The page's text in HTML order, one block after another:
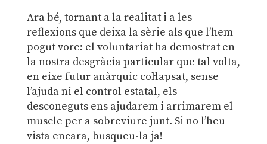
Ara bé, tornant a la realitat i a les
reflexions que deixa la sèrie als que l’hem
pogut vore: el voluntariat ha demostrat en
la nostra desgràcia particular que tal volta,
en eixe futur anàrquic col·lapsat, sense
l’ajuda ni el control estatal, els
desconeguts ens ajudarem i arrimarem el
muscle per a sobreviure junt. Si no l’heu
vista encara, busqueu-la ja!